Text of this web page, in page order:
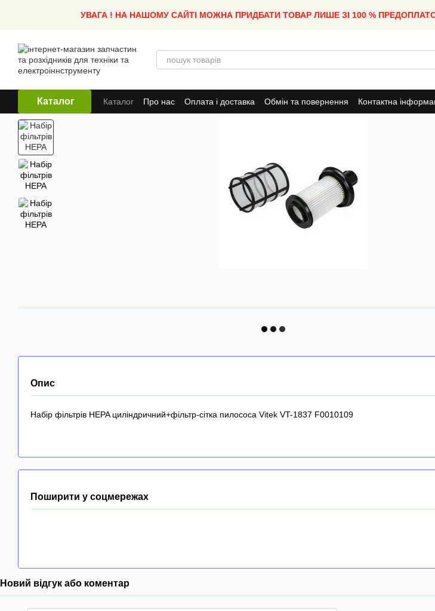
УВАГА ! НА НАШОМУ САЙТІ МОЖНА ПРИДБАТИ ТОВАР ЛИШЕ ЗІ 100 %
Каталог Каталог Про нас Оплата і доставка Обмін та повернення Контактна
Опис
Набір фільтрів HEPA циліндричний+фільтр-сітка пилососа Vitek VT-1837 F0010109
Поширити у соцмережах
Новий відгук або коментар